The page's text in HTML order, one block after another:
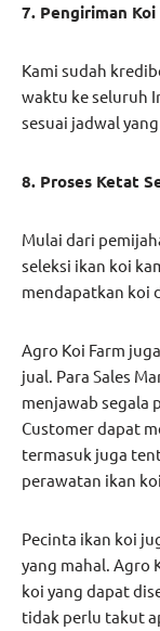
7. Pengiriman
Kami sudah
waktu ke seluruh
sesuai jadwal
8. Proses Ketat
Mulai dari
seleksi ikan koi
mendapatkan koi
Agro Koi Farm
jual. Para Sales
menjawab segala
Customer dapat
termasuk juga
perawatan ikan
Pecinta ikan koi
yang mahal. Agro
koi yang dapat
tidak perlu takut